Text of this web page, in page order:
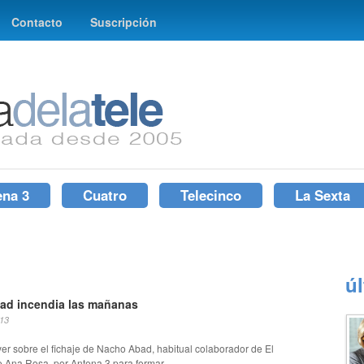
Contacto Suscripción
3 Cuatro Telecinco La Sexta
incendia las mañanas
sobre el fichaje de Nacho Abad, habitual colaborador de El